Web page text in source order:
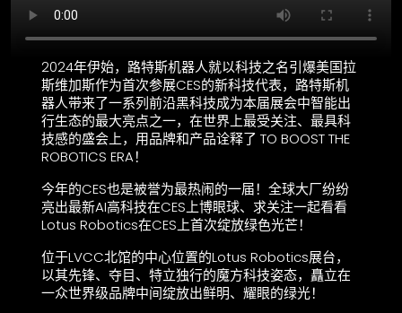
2024年伊始，路特斯机器人就以科技之名引爆美国拉
斯维加斯作为首次参展CES的新科技代表，路特斯机
器人带来了一系列前沿黑科技成为本届展会中智能出
行生态的最大亮点之一，在世界上最受关注、最具科
技感的盛会上，用品牌和产品诠释了 TO BOOST THE
ROBOTICS ERA！
今年的CES也是被誉为最热闹的一届！全球大厂纷纷
亮出最新AI高科技在CES上博眼球、求关注一起看看
Lotus Robotics在CES上首次绽放绿色光芒！
位于LVCC北馆的中心位置的Lotus Robotics展台，
以其先锋、夺目、特立独行的魔方科技姿态，矗立在
一众世界级品牌中间绽放出鲜明、耀眼的绿光！